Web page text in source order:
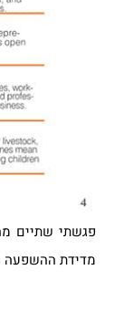
פגשתי שתיים
מדידת ההשפעה